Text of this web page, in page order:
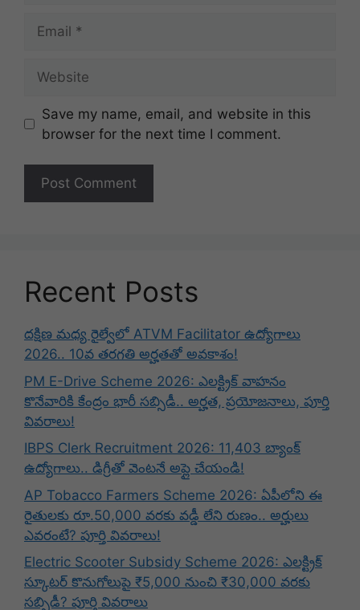
Save my name, email, and website in this
browser for the next time I comment.
Recent Posts
దక్షిణ మధ్య రైల్వేలో ATVM Facilitator ఉద్యోగాలు
2026.. 10వ తరగతి అర్హతతో అవకాశం!
PM E-Drive Scheme 2026: ఎలక్ట్రిక్ వాహనం
కొనేవారికి కేంద్రం భారీ సబ్సిడీ.. అర్హత, ప్రయోజనాలు, పూర్తి
వివరాలు!
IBPS Clerk Recruitment 2026: 11,403 బ్యాంక్
ఉద్యోగాలు.. డిగ్రీతో వెంటనే అప్లై చేయండి!
AP Tobacco Farmers Scheme 2026: ఏపీలోని ఈ
రైతులకు రూ.50,000 వరకు వడ్డీ లేని రుణం.. అర్హులు
ఎవరంటే? పూర్తి వివరాలు!
Electric Scooter Subsidy Scheme 2026: ఎలక్ట్రిక్
స్కూటర్ కొనుగోలుపై ₹5,000 నుంచి ₹30,000 వరకు
సబ్సిడీ? పూర్తి వివరాలు